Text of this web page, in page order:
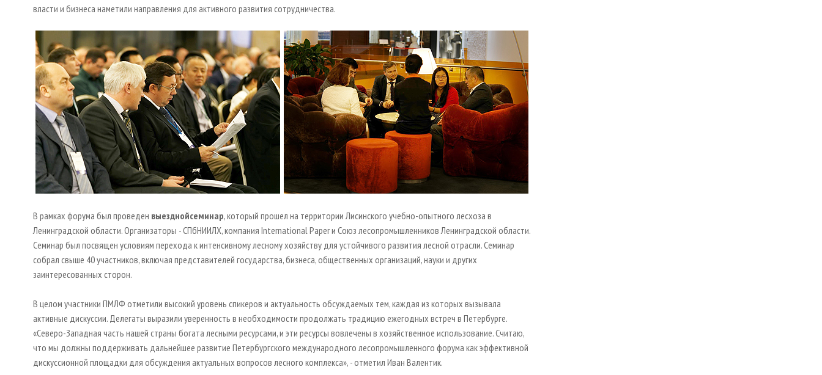
власти и бизнеса наметили направления для активного развития сотрудничества.
В рамках форума был проведен выезднойсеминар, который прошел на территории Лисинского учебно-опытного лесхоза в
Ленинградской области. Организаторы - СПбНИИЛХ, компания International Paper и Союз лесопромышленников Ленинградской области.
Семинар был посвящен условиям перехода к интенсивному лесному хозяйству для устойчивого развития лесной отрасли. Семинар
собрал свыше 40 участников, включая представителей государства, бизнеса, общественных организаций, науки и других
заинтересованных сторон.
В целом участники ПМЛФ отметили высокий уровень спикеров и актуальность обсуждаемых тем, каждая из которых вызывала
активные дискуссии. Делегаты выразили уверенность в необходимости продолжать традицию ежегодных встреч в Петербурге.
«Северо-Западная часть нашей страны богата лесными ресурсами, и эти ресурсы вовлечены в хозяйственное использование. Считаю,
что мы должны поддерживать дальнейшее развитие Петербургского международного лесопромышленного форума как эффективной
дискуссионной площадки для обсуждения актуальных вопросов лесного комплекса», - отметил Иван Валентик.